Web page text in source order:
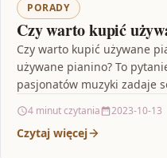
PORADY
Czy warto kupić
Czy warto kupić używane
używane pianino? To
pasjonatów muzyki zadaje
4 minut czytania 2023-10-13
Czytaj więcej